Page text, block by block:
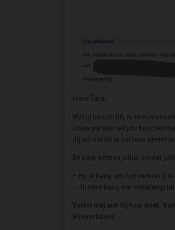
Lieve Tara,
Wat jij beschrijft, is heel
Jouw partner wil jou
Jij wil dat hij je serieus neemt in
En daar botsen jullie, omdat
– Hij is bang om het verkeerd te
– Jij bent bang om onbelangrijk
Vertel niet wat hij fout doet.
Bijvoorbeeld: